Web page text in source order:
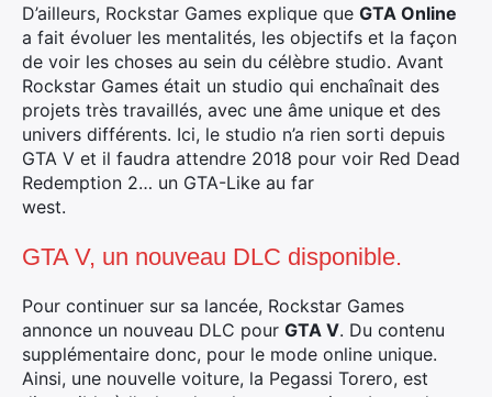
D’ailleurs, Rockstar Games explique que GTA Online
a fait évoluer les mentalités, les objectifs et la façon
de voir les choses au sein du célèbre studio. Avant
Rockstar Games était un studio qui enchaînait des
projets très travaillés, avec une âme unique et des
univers différents. Ici, le studio n’a rien sorti depuis
GTA V et il faudra attendre 2018 pour voir Red Dead
Redemption 2… un GTA-Like au far
west.
GTA V, un nouveau DLC disponible.
Pour continuer sur sa lancée, Rockstar Games
annonce un nouveau DLC pour GTA V. Du contenu
supplémentaire donc, pour le mode online unique.
Ainsi, une nouvelle voiture, la Pegassi Torero, est